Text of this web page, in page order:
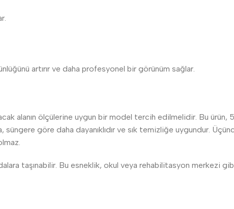
artırır ve daha profesyonel bir görünüm sağlar.
alanın ölçülerine uygun bir model tercih edilmelidir. Bu
göre daha dayanıklıdır ve sık temizliğe uygundur.
taşınabilir. Bu esneklik, okul veya rehabilitasyon merkezi